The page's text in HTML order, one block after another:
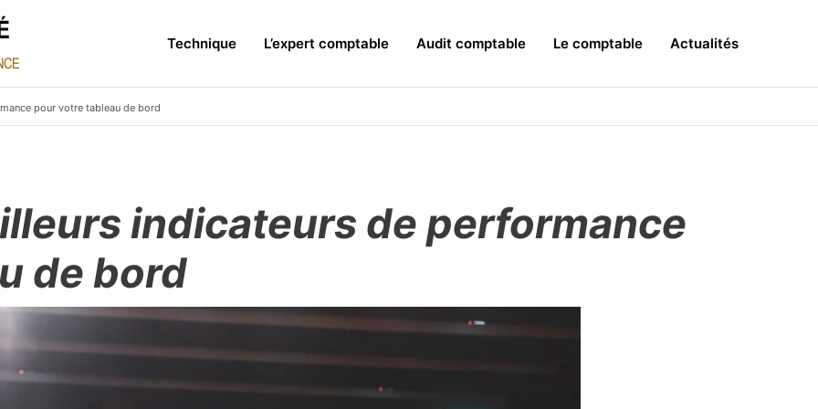
Technique L’expert comptable Audit comptable Le comptable Actualités
pour votre tableau de bord
indicateurs de performance
de bord